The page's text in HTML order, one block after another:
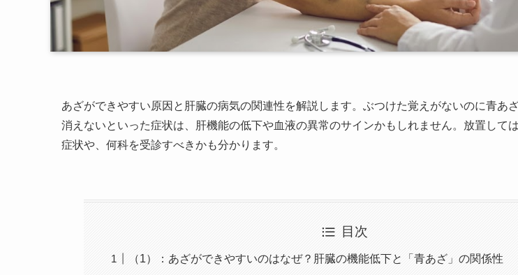
あざができやすい原因と肝臓の病気の関連性を解説します。ぶつけた覚えがないのに青あ
消えないといった症状は、肝機能の低下や血液の異常のサインかもしれません。放置して
症状や、何科を受診すべきかも分かります。
目次
（1）：あざができやすいのはなぜ？肝臓の機能低下と「青あざ」の関係性